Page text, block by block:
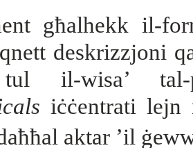
għalhekk il-
deskrizzjoni
tul il-wisa’
iċċentrati lejn
aktar ’il